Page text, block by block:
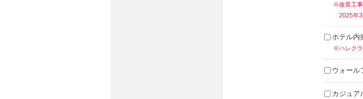
※改装工事
2025年
ホテル内
※ハレク
ウォール
カジュア